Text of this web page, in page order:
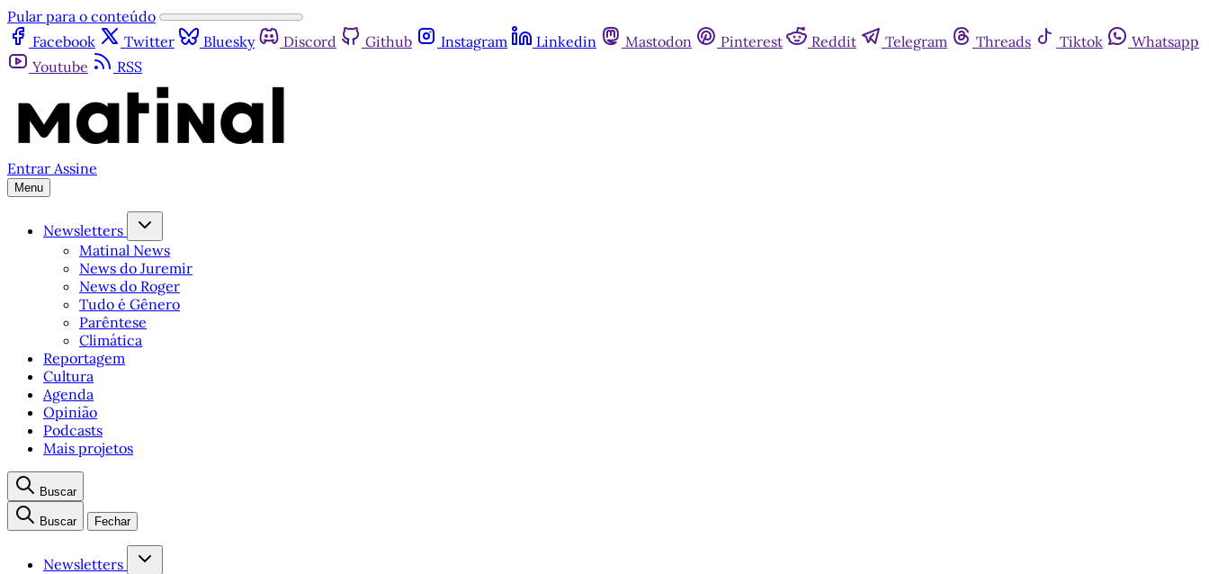
Pular para o conteúdo
Facebook
Twitter Bluesky Discord Github Instagram Linkedin Mastodon Pinterest Reddit Telegram Threads Tiktok
Whatsapp
Youtube
RSS
Entrar Assine
Menu
Newsletters
Matinal News
News do Juremir
News do Roger
Tudo é Gênero
Parêntese
Climática
Reportagem
Cultura
Agenda
Opinião
Podcasts
Mais projetos
Buscar
Buscar Fechar
Newsletters